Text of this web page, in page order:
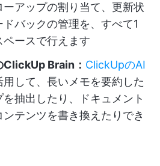
アップの割り当て、更新状
バックの管理を、すべて1
ースで行えます
ClickUp Brain： ClickUpのAI
用して、長いメモを要約した
を抽出したり、ドキュメント
テンツを書き換えたりでき